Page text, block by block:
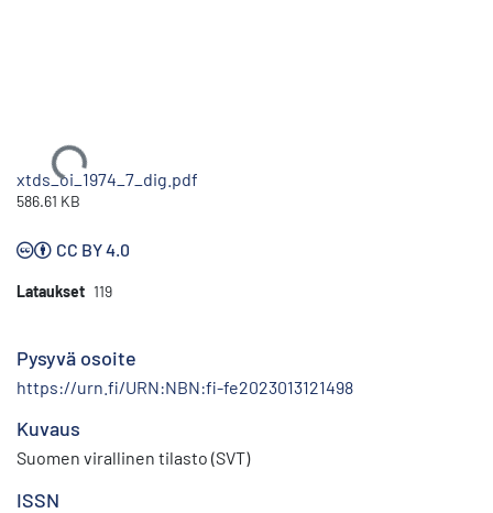
Ladataan...
xtds_oi_1974_7_dig.pdf
586.61 KB
CC BY 4.0
Lataukset 119
Pysyvä osoite
https://urn.fi/URN:NBN:fi-fe2023013121498
Kuvaus
Suomen virallinen tilasto (SVT)
ISSN